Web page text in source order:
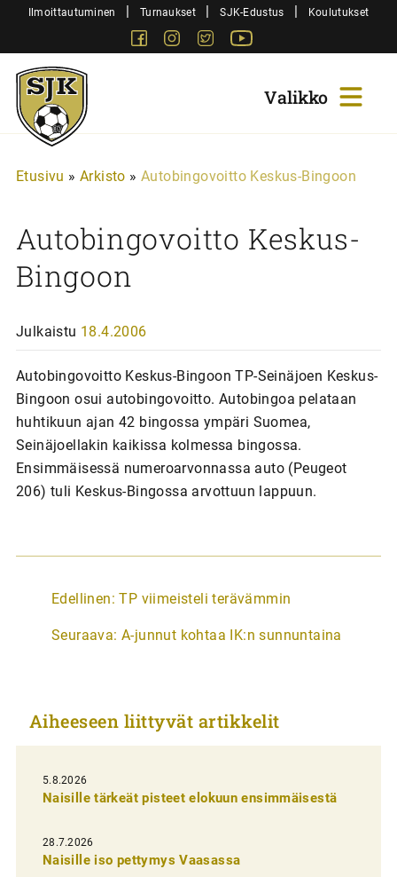
SiirryIlmoittautuminen | Turnaukset | SJK-Edustus | Koulutukset
FacebookInstagram
Twitter
Sjk-
Juniorit
Etusivu » Arkisto » Autobingovoitto Keskus-Bingoon
Autobingovoitto Keskus-
Bingoon
Julkaistu 18.4.2006
Autobingovoitto Keskus-Bingoon TP-Seinäjoen Keskus-
Bingoon osui autobingovoitto. Autobingoa pelataan
huhtikuun ajan 42 bingossa ympäri Suomea,
Seinäjoellakin kaikissa kolmessa bingossa.
Ensimmäisessä numeroarvonnassa auto (Peugeot
206) tuli Keskus-Bingossa arvottuun lappuun.
A
t
k
e
l
i
e
n
Edellinen: TP viimeisteli terävämmin
Seuraava: A-junnut kohtaa IK:n sunnuntaina
Aiheeseen liittyvät artikkelit
5.8.2026
Naisille tärkeät pisteet elokuun ensimmäisestä
28.7.2026
Naisille iso pettymys Vaasassa